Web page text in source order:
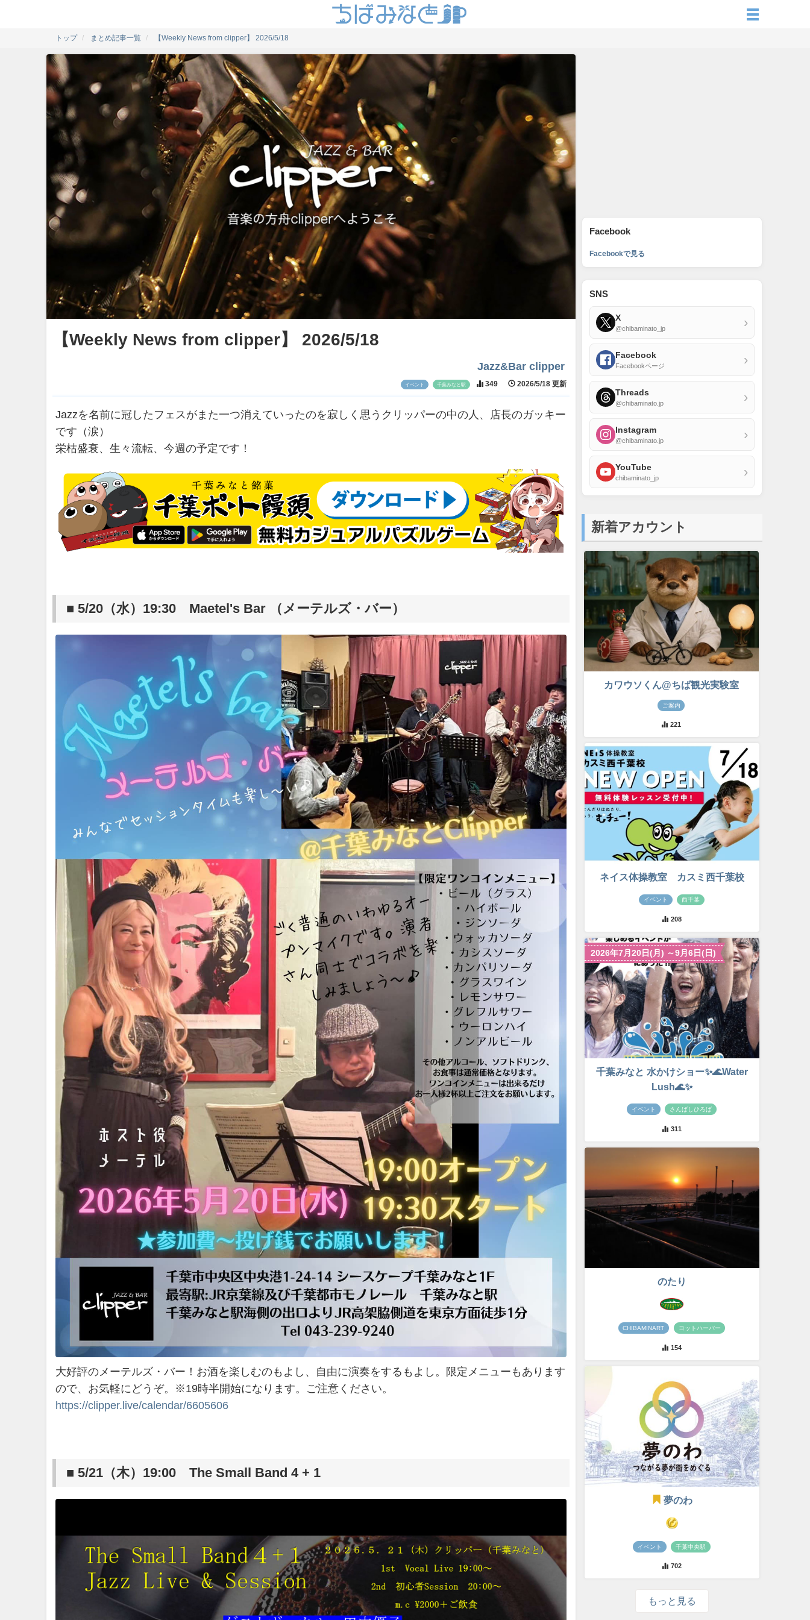
トップ まとめ記事一覧 【Weekly News from clipper】 2026/5/18
【Weekly News from clipper】 2026/5/18
Jazz&Bar clipper
イベント 千葉みなと駅 349 2026/5/18 更新
Jazzを名前に冠したフェスがまた一つ消えていったのを寂しく思うクリッパーの中の人、店長のガッキー
です（涙）
栄枯盛衰、生々流転、今週の予定です！
■ 5/20（水）19:30 Maetel's Bar （メーテルズ・バー）
大好評のメーテルズ・バー！お酒を楽しむのもよし、自由に演奏をするもよし。限定メニューもあります
ので、お気軽にどうぞ。※19時半開始になります。ご注意ください。
https://clipper.live/calendar/6605606
■ 5/21（木）19:00 The Small Band 4 + 1
Facebook
Facebookで見る
SNS
X
@chibaminato_jp ›
Facebook
Facebookページ ›
Threads
@chibaminato.jp ›
Instagram
@chibaminato.jp ›
YouTube
chibaminato_jp ›
新着アカウント
カワウソくん@ちば観光実験室
ご案内
221
ネイス体操教室 カスミ西千葉校
イベント 西千葉
208
2026年7月20日(月) ～9月6日(日)
千葉みなと 水かけショー✨🌊Water
Lush🌊✨
イベント さんばしひろば
311
のたり
CHIBAMINART ヨットハーバー
154
夢のわ
イベント 千葉中央駅
702
もっと見る